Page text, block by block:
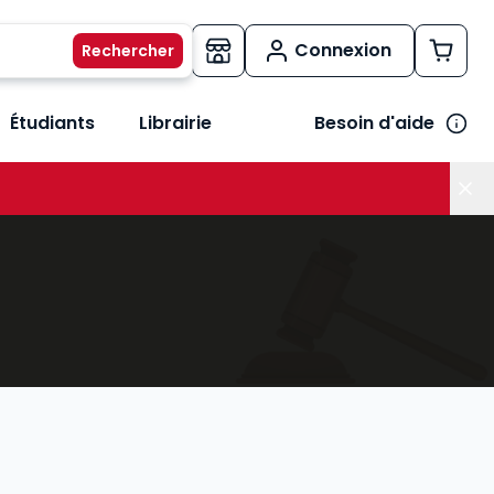
Connexion
métiers
le sous-menu Vos besoins
Étudiants Librairie Besoin d'aide